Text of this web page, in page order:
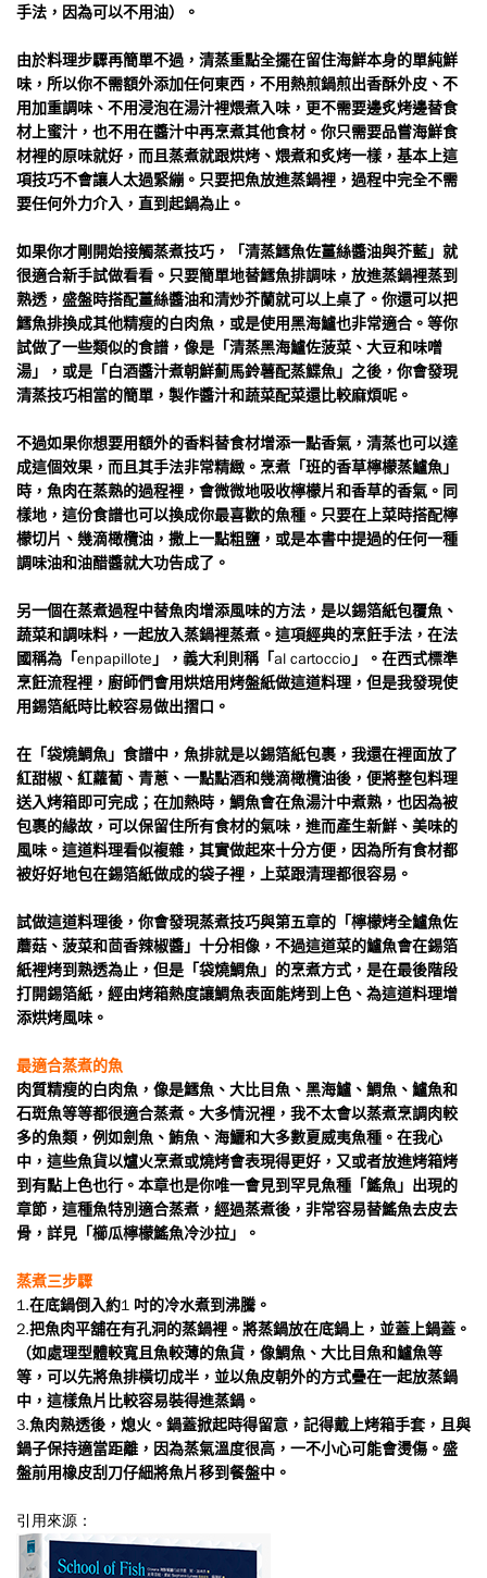
手法，因為可以不用油）。
由於料理步驟再簡單不過，清蒸重點全擺在留住海鮮本身的單純鮮
味，所以你不需額外添加任何東西，不用熱煎鍋煎出香酥外皮、不
用加重調味、不用浸泡在湯汁裡煨煮入味，更不需要邊炙烤邊替食
材上蜜汁，也不用在醬汁中再烹煮其他食材。你只需要品嘗海鮮食
材裡的原味就好，而且蒸煮就跟烘烤、煨煮和炙烤一樣，基本上這
項技巧不會讓人太過緊繃。只要把魚放進蒸鍋裡，過程中完全不需
要任何外力介入，直到起鍋為止。
如果你才剛開始接觸蒸煮技巧，「清蒸鱈魚佐薑絲醬油與芥藍」就
很適合新手試做看看。只要簡單地替鱈魚排調味，放進蒸鍋裡蒸到
熟透，盛盤時搭配薑絲醬油和清炒芥蘭就可以上桌了。你還可以把
鱈魚排換成其他精瘦的白肉魚，或是使用黑海鱸也非常適合。等你
試做了一些類似的食譜，像是「清蒸黑海鱸佐菠菜、大豆和味噌
湯」，或是「白酒醬汁煮朝鮮薊馬鈴薯配蒸鰈魚」之後，你會發現
清蒸技巧相當的簡單，製作醬汁和蔬菜配菜還比較麻煩呢。
不過如果你想要用額外的香料替食材增添一點香氣，清蒸也可以達
成這個效果，而且其手法非常精緻。烹煮「班的香草檸檬蒸鱸魚」
時，魚肉在蒸熟的過程裡，會微微地吸收檸檬片和香草的香氣。同
樣地，這份食譜也可以換成你最喜歡的魚種。只要在上菜時搭配檸
檬切片、幾滴橄欖油，撒上一點粗鹽，或是本書中提過的任何一種
調味油和油醋醬就大功告成了。
另一個在蒸煮過程中替魚肉增添風味的方法，是以錫箔紙包覆魚、
蔬菜和調味料，一起放入蒸鍋裡蒸煮。這項經典的烹飪手法，在法
國稱為「 enpapillote 」，義大利則稱「 al cartoccio 」。在西式標準
烹飪流程裡，廚師們會用烘焙用烤盤紙做這道料理，但是我發現使
用錫箔紙時比較容易做出摺口。
在「袋燒鯛魚」食譜中，魚排就是以錫箔紙包裹，我還在裡面放了
紅甜椒、紅蘿蔔、青蔥、一點點酒和幾滴橄欖油後，便將整包料理
送入烤箱即可完成；在加熱時，鯛魚會在魚湯汁中煮熟，也因為被
包裹的緣故，可以保留住所有食材的氣味，進而產生新鮮、美味的
風味。這道料理看似複雜，其實做起來十分方便，因為所有食材都
被好好地包在錫箔紙做成的袋子裡，上菜跟清理都很容易。
試做這道料理後，你會發現蒸煮技巧與第五章的「檸檬烤全鱸魚佐
蘑菇、菠菜和茴香辣椒醬」十分相像，不過這道菜的鱸魚會在錫箔
紙裡烤到熟透為止，但是「袋燒鯛魚」的烹煮方式，是在最後階段
打開錫箔紙，經由烤箱熱度讓鯛魚表面能烤到上色、為這道料理增
添烘烤風味。
最適合蒸煮的魚
肉質精瘦的白肉魚，像是鱈魚、大比目魚、黑海鱸、鯛魚、鱸魚和
石斑魚等等都很適合蒸煮。大多情況裡，我不太會以蒸煮烹調肉較
多的魚類，例如劍魚、鮪魚、海鱺和大多數夏威夷魚種。在我心
中，這些魚貨以爐火烹煮或燒烤會表現得更好，又或者放進烤箱烤
到有點上色也行。本章也是你唯一會見到罕見魚種「鰩魚」出現的
章節，這種魚特別適合蒸煮，經過蒸煮後，非常容易替鰩魚去皮去
骨，詳見「櫛瓜檸檬鰩魚冷沙拉」。
蒸煮三步驟
1.在底鍋倒入約1 吋的冷水煮到沸騰。
2.把魚肉平舖在有孔洞的蒸鍋裡。將蒸鍋放在底鍋上，並蓋上鍋蓋。
（如處理型體較寬且魚較薄的魚貨，像鯛魚、大比目魚和鱸魚等
等，可以先將魚排橫切成半，並以魚皮朝外的方式疊在一起放蒸鍋
中，這樣魚片比較容易裝得進蒸鍋。
3.魚肉熟透後，熄火。鍋蓋掀起時得留意，記得戴上烤箱手套，且與
鍋子保持適當距離，因為蒸氣溫度很高，一不小心可能會燙傷。盛
盤前用橡皮刮刀仔細將魚片移到餐盤中。
引用來源：